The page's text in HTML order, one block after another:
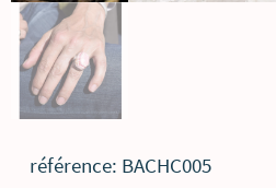
référence: BACHC005